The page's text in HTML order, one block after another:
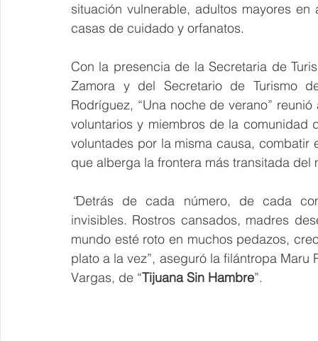
situación vulnerable, adultos mayores
casas de cuidado y orfanatos.
Con la presencia de la Secretaria de
Zamora y del Secretario de Turismo
Rodríguez, “Una noche de verano”
voluntarios y miembros de la comunidad
voluntades por la misma causa,
que alberga la frontera más transitada del
“Detrás de cada número, de cada
invisibles. Rostros cansados, madres
mundo esté roto en muchos pedazos,
plato a la vez”, aseguró la filántropa
Vargas, de “Tijuana Sin Hambre”.